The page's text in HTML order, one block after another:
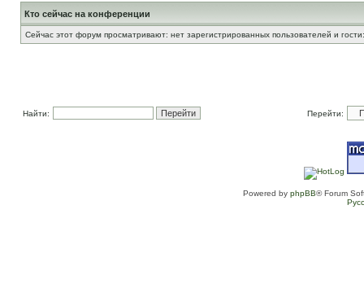
Кто сейчас на конференции
Сейчас этот форум просматривают: нет зарегистрированных пользователей и
Найти: Перейти:
Powered by phpBB® Forum